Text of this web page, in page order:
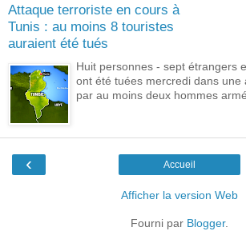
Attaque terroriste en cours à
Tunis : au moins 8 touristes
auraient été tués
Huit personnes - sept étrangers
ont été tuées mercredi dans une
par au moins deux hommes
‹ Accueil
Afficher la version Web
Fourni par Blogger.